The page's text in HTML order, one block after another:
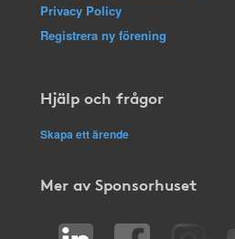
Privacy Policy
Registrera ny förening
Hjälp och frågor
Skapa ett ärende
Mer av Sponsorhuset